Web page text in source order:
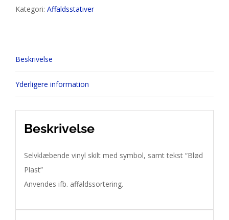
Kategori: Affaldsstativer
Beskrivelse
Yderligere information
Beskrivelse
Selvklæbende vinyl skilt med symbol, samt tekst “Blød
Plast”
Anvendes ifb. affaldssortering.